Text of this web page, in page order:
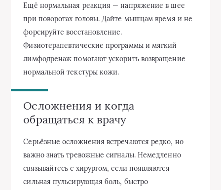
Ещё нормальная реакция — напряжение в шее
при поворотах головы. Дайте мышцам время и не
форсируйте восстановление.
Физиотерапевтические программы и мягкий
лимфодренаж помогают ускорить возвращение
нормальной текстуры кожи.
Осложнения и когда
обращаться к врачу
Серьёзные осложнения встречаются редко, но
важно знать тревожные сигналы. Немедленно
связывайтесь с хирургом, если появляются
сильная пульсирующая боль, быстро